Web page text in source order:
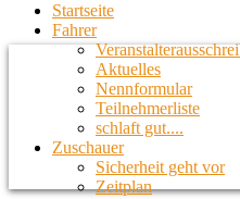
Startseite
Fahrer
Aktuelles
Nennformular
Teilnehmerliste
schlaft gut....
Zuschauer
Sicherheit geht vor
Zeitplan